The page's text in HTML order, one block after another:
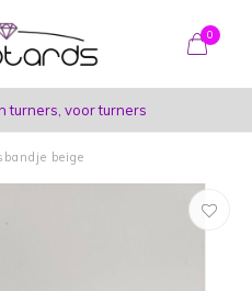
0
turners, voor turners
beige